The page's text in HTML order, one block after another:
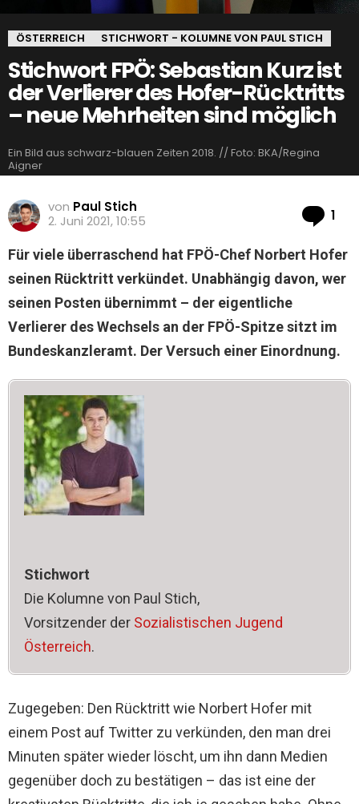
ÖSTERREICH STICHWORT - KOLUMNE VON PAUL STICH
Stichwort FPÖ: Sebastian Kurz ist
der Verlierer des Hofer-Rücktritts
– neue Mehrheiten sind möglich
Ein Bild aus schwarz-blauen Zeiten 2018. // Foto: BKA/Regina
Aigner
von Paul Stich
2. Juni 2021, 10:55
1
Für viele überraschend hat FPÖ-Chef Norbert Hofer
seinen Rücktritt verkündet. Unabhängig davon, wer
seinen Posten übernimmt – der eigentliche
Verlierer des Wechsels an der FPÖ-Spitze sitzt im
Bundeskanzleramt. Der Versuch einer Einordnung.
Stichwort
Die Kolumne von Paul Stich,
Vorsitzender der Sozialistischen Jugend
Österreich.
Zugegeben: Den Rücktritt wie Norbert Hofer mit
einem Post auf Twitter zu verkünden, den man drei
Minuten später wieder löscht, um ihn dann Medien
gegenüber doch zu bestätigen – das ist eine der